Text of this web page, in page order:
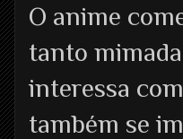
O anime
tanto
interessa
também se